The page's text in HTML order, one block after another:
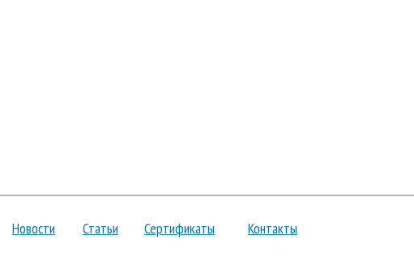
Новости Статьи Сертификаты Контакты